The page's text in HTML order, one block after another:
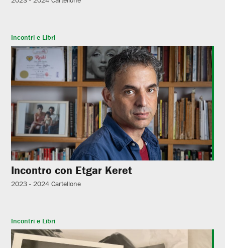
Incontri e Libri
Incontro con Etgar Keret
2023 - 2024 Cartellone
Incontri e Libri